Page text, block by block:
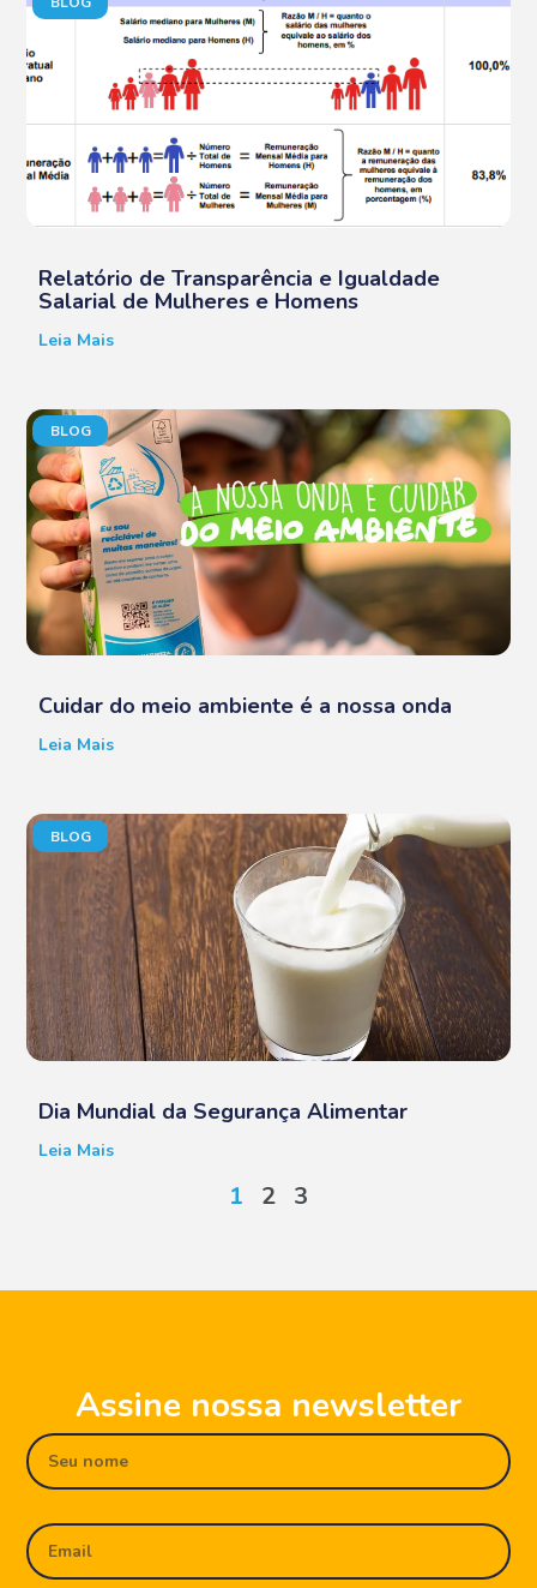
Relatório de Transparência e Igualdade
Salarial de Mulheres e Homens
Leia Mais
BLOG
Cuidar do meio ambiente é a nossa onda
Leia Mais
BLOG
Dia Mundial da Segurança Alimentar
Leia Mais
1 2 3
Assine nossa newsletter